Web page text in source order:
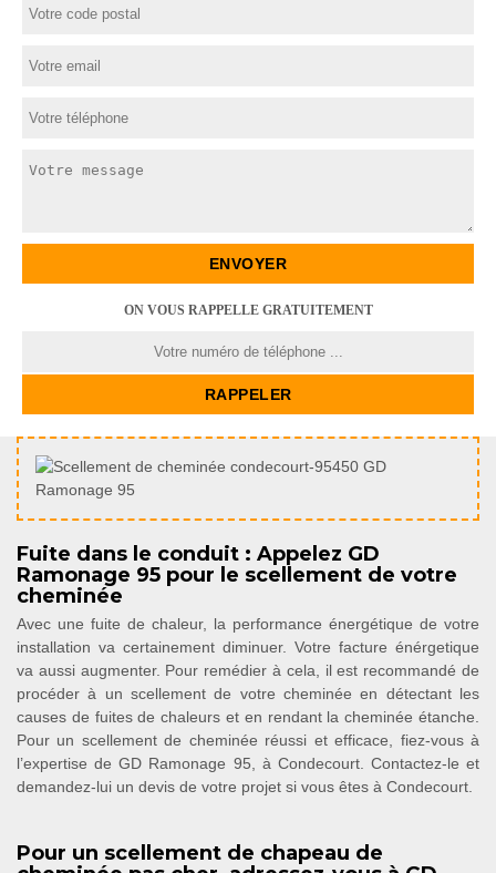
ON VOUS RAPPELLE GRATUITEMENT
Fuite dans le conduit : Appelez GD
Ramonage 95 pour le scellement de votre
cheminée
Avec une fuite de chaleur, la performance énergétique de votre
installation va certainement diminuer. Votre facture énérgetique
va aussi augmenter. Pour remédier à cela, il est recommandé de
procéder à un scellement de votre cheminée en détectant les
causes de fuites de chaleurs et en rendant la cheminée étanche.
Pour un scellement de cheminée réussi et efficace, fiez-vous à
l’expertise de GD Ramonage 95, à Condecourt. Contactez-le et
demandez-lui un devis de votre projet si vous êtes à Condecourt.
Pour un scellement de chapeau de